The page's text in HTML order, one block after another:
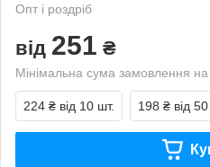
Опт і роздріб
від 251 ₴
Мінімальна сума замовлення
224 ₴ від 10 шт. 198 ₴ від